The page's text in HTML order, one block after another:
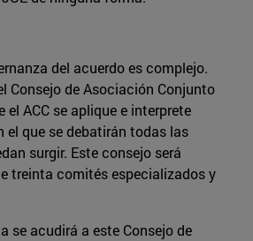
del acuerdo es complejo.
Consejo de Asociación Conjunto
el ACC se aplique e interprete
el que se debatirán todas las
surgir. Este consejo será
treinta comités especializados y
se acudirá a este Consejo de